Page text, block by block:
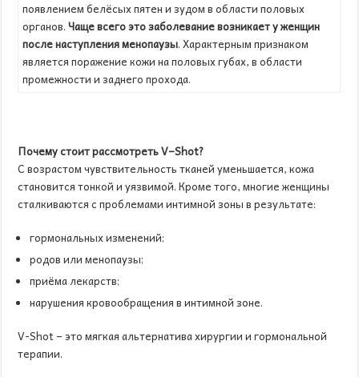
появлением белёсых пятен и зудом в области половых
органов.Чаще всего это заболевание возникает у женщин
после наступления менопаузы. Характерным признаком
является поражение кожи на половых губах, в области
промежности и заднего прохода.
Почему стоит рассмотретьV–Shot?
С возрастом чувствительность тканей уменьшается, кожа
становится тонкой и уязвимой. Кроме того, многие женщины
сталкиваются с проблемами интимной зоны в результате:
гормональных изменений;
родов или менопаузы;
приёма лекарств;
нарушения кровообращения в интимной зоне.
V-Shot – это мягкая альтернатива хирургии и гормональной
терапии.